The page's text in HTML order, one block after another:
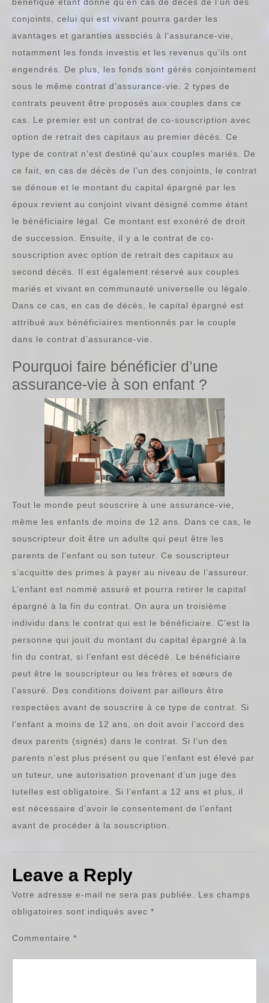
conjoints, celui qui est vivant pourra garder les
avantages et garanties associés à l’assurance-vie,
notamment les fonds investis et les revenus qu’ils ont
engendrés. De plus, les fonds sont gérés conjointement
sous le même contrat d’assurance-vie. 2 types de
contrats peuvent être proposés aux couples dans ce
cas. Le premier est un contrat de co-souscription avec
option de retrait des capitaux au premier décès. Ce
type de contrat n’est destiné qu’aux couples mariés. De
ce fait, en cas de décès de l’un des conjoints, le contrat
se dénoue et le montant du capital épargné par les
époux revient au conjoint vivant désigné comme étant
le bénéficiaire légal. Ce montant est exonéré de droit
de succession. Ensuite, il y a le contrat de co-
souscription avec option de retrait des capitaux au
second décès. Il est également réservé aux couples
mariés et vivant en communauté universelle ou légale.
Dans ce cas, en cas de décès, le capital épargné est
attribué aux bénéficiaires mentionnés par le couple
dans le contrat d’assurance-vie.
Pourquoi faire bénéficier d’une
assurance-vie à son enfant ?
Tout le monde peut souscrire à une assurance-vie,
même les enfants de moins de 12 ans. Dans ce cas, le
souscripteur doit être un adulte qui peut être les
parents de l’enfant ou son tuteur. Ce souscripteur
s’acquitte des primes à payer au niveau de l’assureur.
L’enfant est nommé assuré et pourra retirer le capital
épargné à la fin du contrat. On aura un troisième
individu dans le contrat qui est le bénéficiaire. C’est la
personne qui jouit du montant du capital épargné à la
fin du contrat, si l’enfant est décédé. Le bénéficiaire
peut être le souscripteur ou les frères et sœurs de
l’assuré. Des conditions doivent par ailleurs être
respectées avant de souscrire à ce type de contrat. Si
l’enfant a moins de 12 ans, on doit avoir l’accord des
deux parents (signés) dans le contrat. Si l’un des
parents n’est plus présent ou que l’enfant est élevé par
un tuteur, une autorisation provenant d’un juge des
tutelles est obligatoire. Si l’enfant a 12 ans et plus, il
est nécessaire d’avoir le consentement de l’enfant
avant de procéder à la souscription.
Leave a Reply
Votre adresse e-mail ne sera pas publiée.
Les champs
obligatoires sont indiqués avec *
Commentaire *